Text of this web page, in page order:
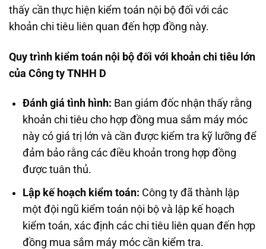
thấy cần thực hiện kiểm toán nội bộ đối với các
khoản chi tiêu liên quan đến hợp đồng này.
Quy trình kiểm toán nội bộ đối với khoản chi tiêu lớn
của Công ty TNHH D
Đánh giá tình hình: Ban giám đốc nhận thấy rằng
khoản chi tiêu cho hợp đồng mua sắm máy móc
này có giá trị lớn và cần được kiểm tra kỹ lưỡng để
đảm bảo rằng các điều khoản trong hợp đồng
được tuân thủ.
Lập kế hoạch kiểm toán: Công ty đã thành lập
một đội ngũ kiểm toán nội bộ và lập kế hoạch
kiểm toán, xác định các chi tiêu liên quan đến hợp
đồng mua sắm máy móc cần kiểm tra.